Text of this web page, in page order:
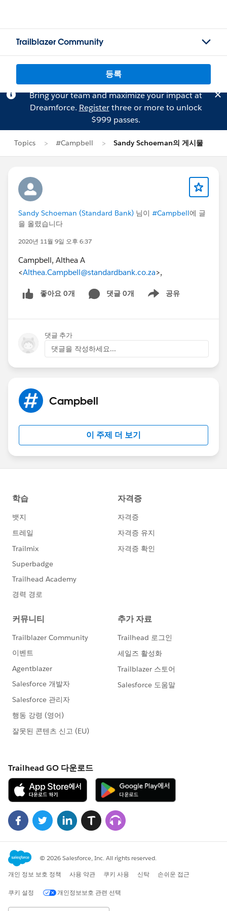
Trailblazer Community
등록
Bring your team and maximize your impact at
Dreamforce. Registerthree or more to unlock
$999 passes.
Topics #Campbell Sandy Schoeman의 게시물
Sandy Schoeman (Standard Bank) 님이 #Campbell에 글
을 올렸습니다
2020년 11월 9일 오후 6:37
Campbell, Althea A
<Althea.Campbell@standardbank.co.za>,
좋아요 0개 댓글 0개 공유
Show menu
댓글 추가
댓글을 작성하세요...
Campbell
이 주제 더 보기